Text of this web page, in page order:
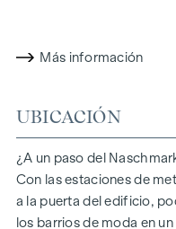
COSTES ADICIONALES
Gnesda, Rockgasse 6/6,
comunidad de
procedimiento de
los servicios indicados
añadir los gastos de
Más información
UBICACIÓN
¿A un paso del
Con las estaciones de
a la puerta del edificio,
los barrios de moda en